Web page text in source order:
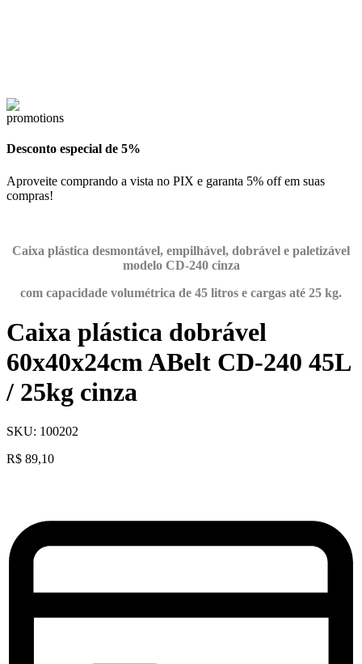
Desconto especial de 5%
Aproveite comprando a vista no PIX e garanta 5% off em suas
compras!
Caixa plástica desmontável, empilhável, dobrável e paletizável
modelo CD-240 cinza
com capacidade volumétrica de 45 litros e cargas até 25 kg.
Caixa plástica dobrável
60x40x24cm ABelt CD-240 45L
/ 25kg cinza
SKU: 100202
R$ 89,10